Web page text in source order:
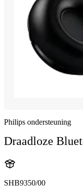
Philips ondersteuning
Draadloze
SHB9350/00